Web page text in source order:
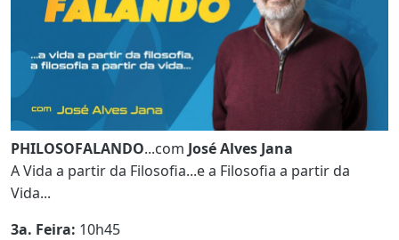
PHILOSOFALANDO...com José Alves Jana
A Vida a partir da Filosofia...e a Filosofia a partir da
Vida...
3a. Feira: 10h45